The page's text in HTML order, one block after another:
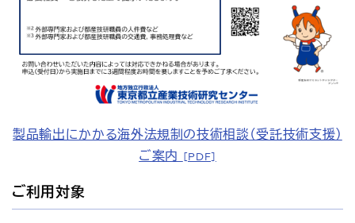
製品輸出にかかる海外法規制の技術相談（受託技術支援）
ご案内
[PDF]
ご利用対象